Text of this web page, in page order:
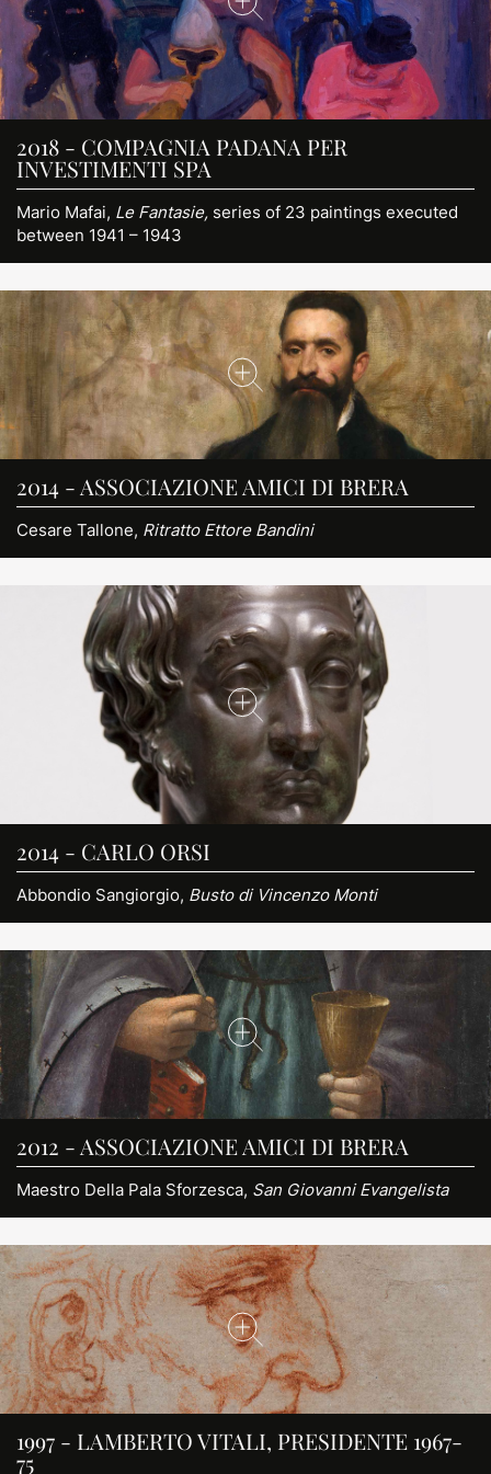
2018 - COMPAGNIA PADANA PER
INVESTIMENTI SPA
Mario Mafai, Le Fantasie, series of 23 paintings executed
between 1941 – 1943
2014 - ASSOCIAZIONE AMICI DI BRERA
Cesare Tallone, Ritratto Ettore Bandini
2014 - CARLO ORSI
Abbondio Sangiorgio, Busto di Vincenzo Monti
2012 - ASSOCIAZIONE AMICI DI BRERA
Maestro Della Pala Sforzesca, San Giovanni Evangelista
1997 - LAMBERTO VITALI, PRESIDENTE 1967-
75